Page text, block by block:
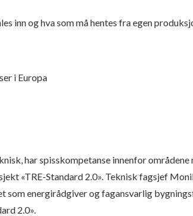
inn og hva som må hentes fra egen
i Europa
har spisskompetanse innenfor
«TRE-Standard 2.0». Teknisk fagsjef
som energirådgiver og fagansvarlig
2.0».